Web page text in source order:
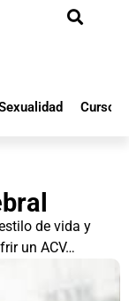
Cursos
de vida y
un ACV…